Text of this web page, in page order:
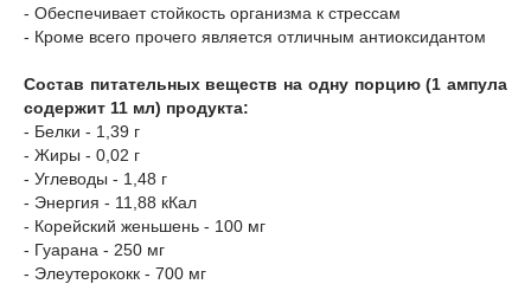
- Обеспечивает стойкость организма к стрессам
- Кроме всего прочего является отличным антиоксидантом
Состав питательных веществ на одну порцию (1 ампула
содержит 11 мл) продукта:
- Белки - 1,39 г
- Жиры - 0,02 г
- Углеводы - 1,48 г
- Энергия - 11,88 кКал
- Корейский женьшень - 100 мг
- Гуарана - 250 мг
- Элеутерококк - 700 мг